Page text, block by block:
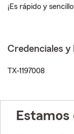
¡Es rápido y
Credenciales y
TX-1197008